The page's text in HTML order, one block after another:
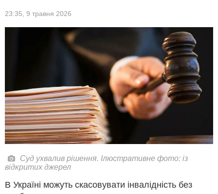
23:35, 9 травня 2026
Суд ухвалив рішення. Ілюстративне фото: із
відкритих джерел
В Україні можуть скасовувати інвалідність без